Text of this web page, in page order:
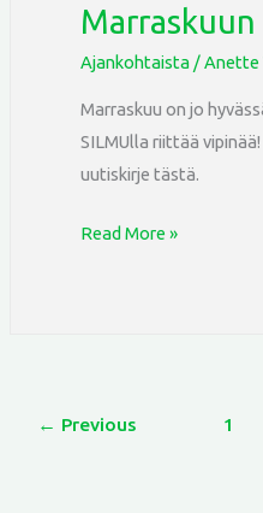
Ajankohtaista /Anette
Marraskuu on jo
SILMUlla riittää
uutiskirje tästä.
Read More »
← Previous 1